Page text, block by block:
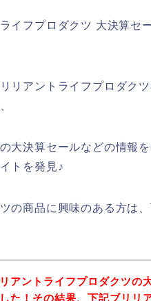
イフプロダクツ 大決算セ
リアントライフプロダク
大決算セールなどの情報
トを発見♪
の商品に興味のある方は
アントライフプロダクツの
た！その結果、下記ブリリ